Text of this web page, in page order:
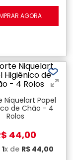
AGORA
Niquelart Papel
de Chão - 4
Rolos
44,00
1x de R$ 44,00